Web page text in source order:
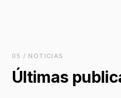
05 / NOTICIAS
Últimas